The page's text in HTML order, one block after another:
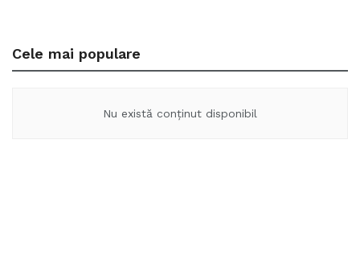
Cele mai populare
Nu există conținut disponibil